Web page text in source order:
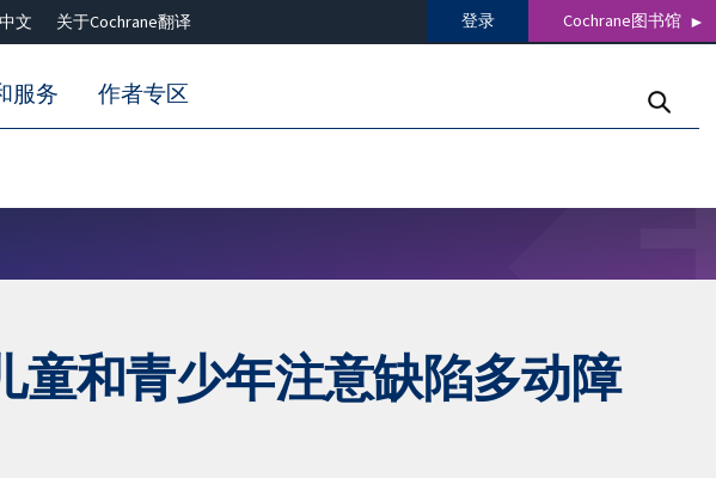
文 关于Cochrane翻译 登录 Cochrane图书馆
服务 作者专区
童和青少年注意缺陷多动障